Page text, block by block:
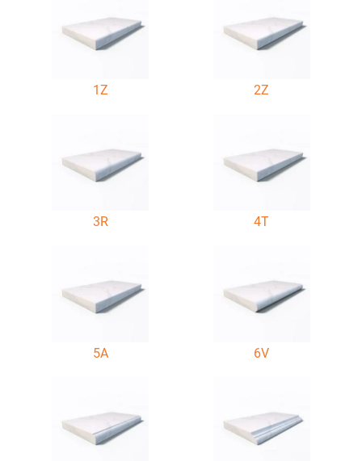
1Z 2Z
3R 4T
5A 6V